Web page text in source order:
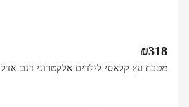
מטבח עץ קלאסי לילדים אלקטרוני דגם אדל
₪318